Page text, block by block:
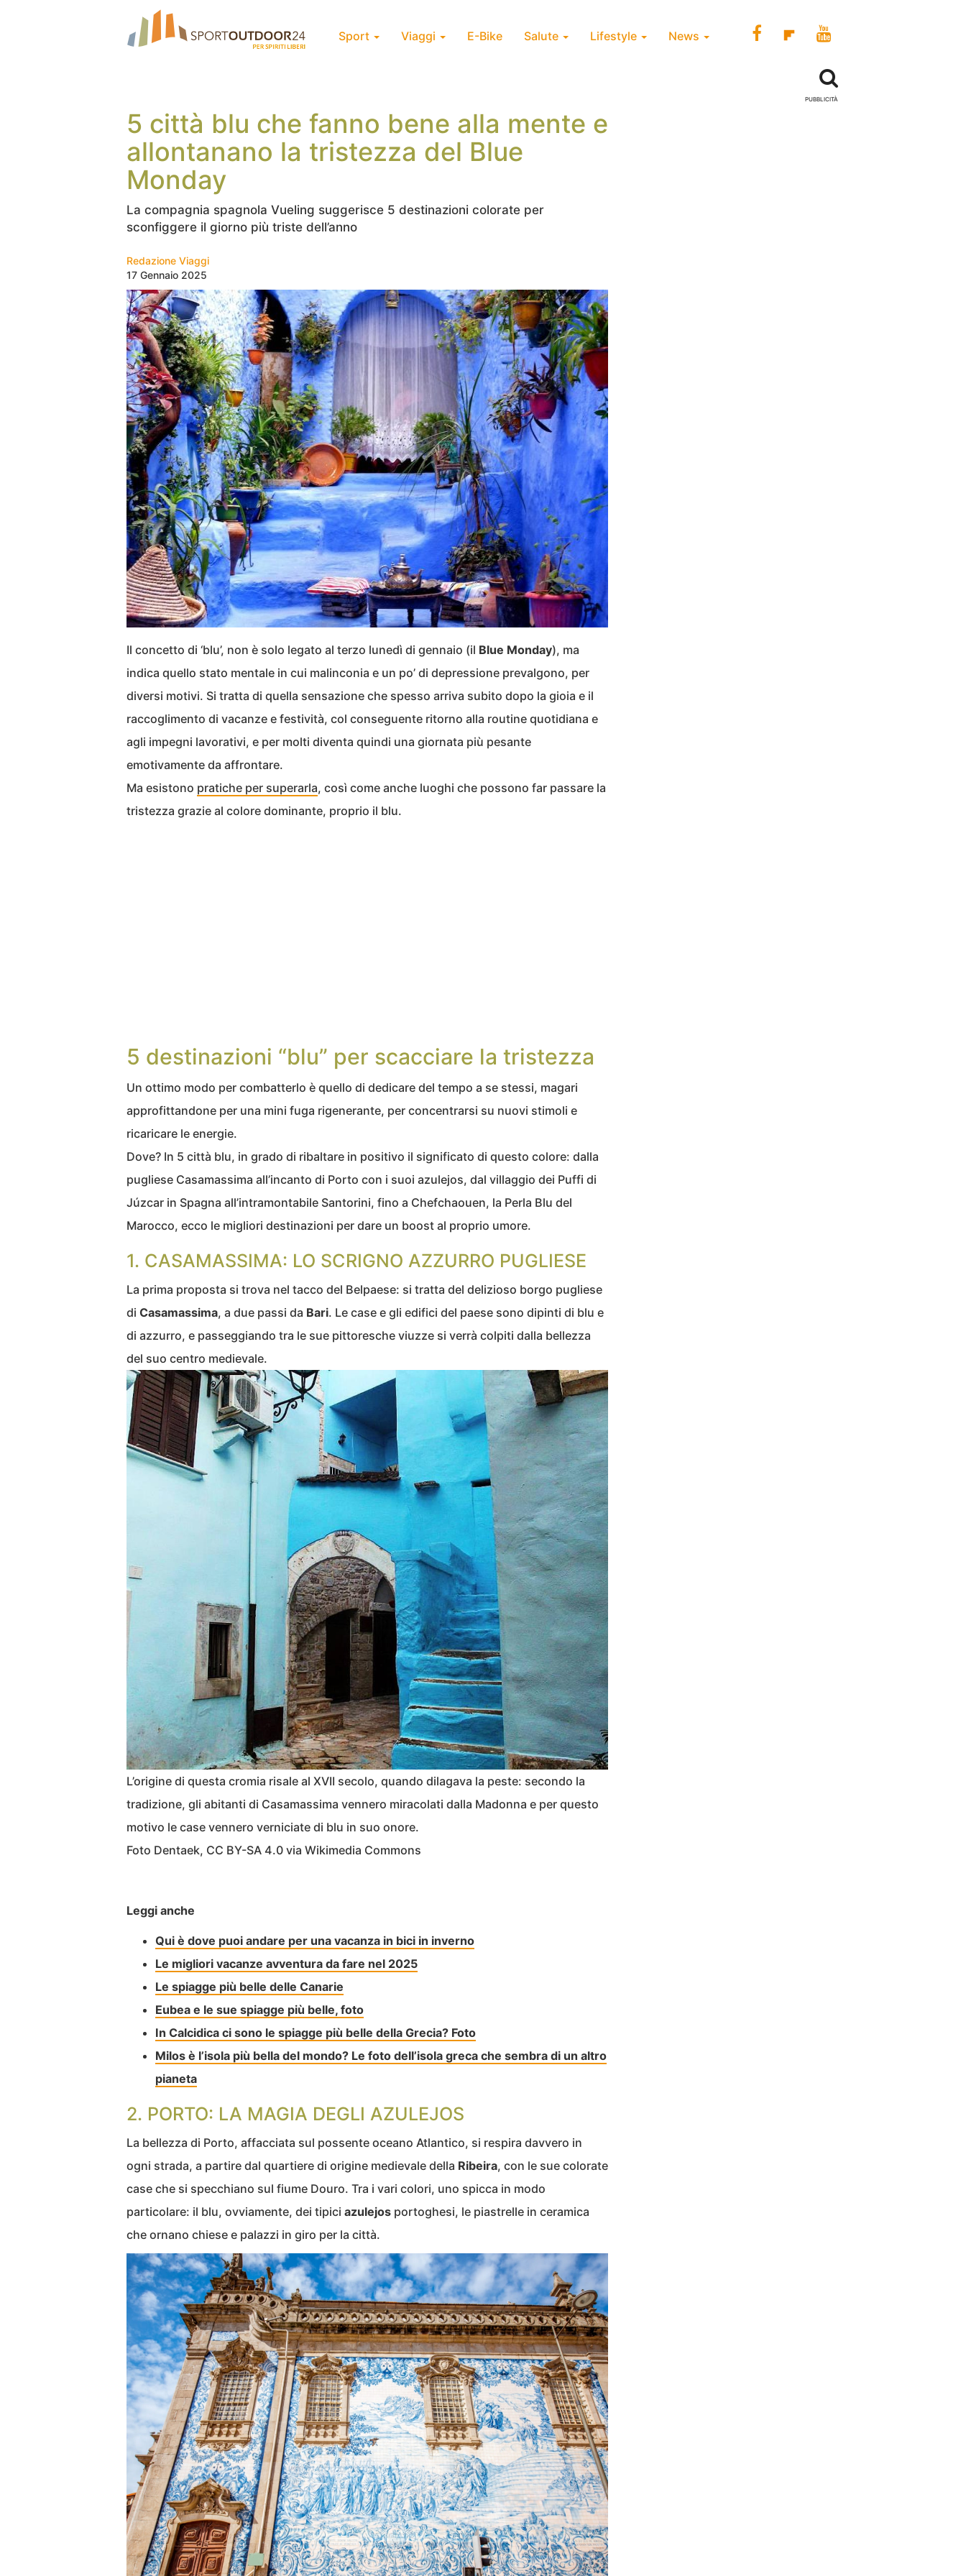
Sport Viaggi E-Bike Salute Lifestyle News
5 città blu che fanno bene alla mente e
allontanano la tristezza del Blue
Monday
La compagnia spagnola Vueling suggerisce 5 destinazioni colorate per
sconfiggere il giorno più triste dell’anno
Redazione Viaggi
17 Gennaio 2025
Il concetto di ‘blu’, non è solo legato al terzo lunedì di gennaio (il Blue Monday), ma
indica quello stato mentale in cui malinconia e un po’ di depressione prevalgono, per
diversi motivi. Si tratta di quella sensazione che spesso arriva subito dopo la gioia e il
raccoglimento di vacanze e festività, col conseguente ritorno alla routine quotidiana e
agli impegni lavorativi, e per molti diventa quindi una giornata più pesante
emotivamente da affrontare.
Ma esistono pratiche per superarla, così come anche luoghi che possono far passare la
tristezza grazie al colore dominante, proprio il blu.
5 destinazioni “blu” per scacciare la tristezza
Un ottimo modo per combatterlo è quello di dedicare del tempo a se stessi, magari
approfittandone per una mini fuga rigenerante, per concentrarsi su nuovi stimoli e
ricaricare le energie.
Dove? In 5 città blu, in grado di ribaltare in positivo il significato di questo colore: dalla
pugliese Casamassima all’incanto di Porto con i suoi azulejos, dal villaggio dei Puffi di
Júzcar in Spagna all’intramontabile Santorini, fino a Chefchaouen, la Perla Blu del
Marocco, ecco le migliori destinazioni per dare un boost al proprio umore.
1. CASAMASSIMA: LO SCRIGNO AZZURRO PUGLIESE
La prima proposta si trova nel tacco del Belpaese: si tratta del delizioso borgo pugliese
di Casamassima, a due passi da Bari. Le case e gli edifici del paese sono dipinti di blu e
di azzurro, e passeggiando tra le sue pittoresche viuzze si verrà colpiti dalla bellezza
del suo centro medievale.
L’origine di questa cromia risale al XVII secolo, quando dilagava la peste: secondo la
tradizione, gli abitanti di Casamassima vennero miracolati dalla Madonna e per questo
motivo le case vennero verniciate di blu in suo onore.
Foto Dentaek, CC BY-SA 4.0 via Wikimedia Commons
Leggi anche
Qui è dove puoi andare per una vacanza in bici in inverno
Le migliori vacanze avventura da fare nel 2025
Le spiagge più belle delle Canarie
Eubea e le sue spiagge più belle, foto
In Calcidica ci sono le spiagge più belle della Grecia? Foto
Milos è l’isola più bella del mondo? Le foto dell’isola greca che sembra di un altro
pianeta
2. PORTO: LA MAGIA DEGLI AZULEJOS
La bellezza di Porto, affacciata sul possente oceano Atlantico, si respira davvero in
ogni strada, a partire dal quartiere di origine medievale della Ribeira, con le sue colorate
case che si specchiano sul fiume Douro. Tra i vari colori, uno spicca in modo
particolare: il blu, ovviamente, dei tipici azulejos portoghesi, le piastrelle in ceramica
che ornano chiese e palazzi in giro per la città.
PUBBLICITÀ